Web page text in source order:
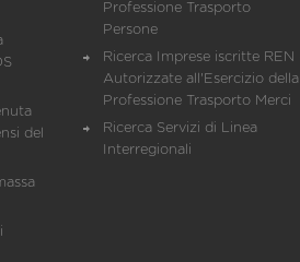
del
Professione Trasporto
Persone
Ricerca Imprese iscritte REN
Autorizzate all'Esercizio della
Professione Trasporto Merci
Ricerca Servizi di Linea
Interregionali